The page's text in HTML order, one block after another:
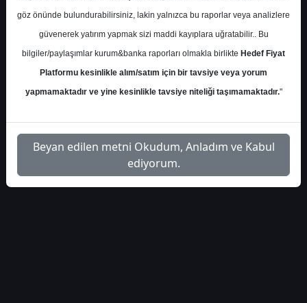
1
akbank-faiz-raporu-
2024
İlgili Dosyayı
İndir
1
göz önünde bulundurabilirsiniz, lakin yalnızca bu raporlar veya analizlere
güvenerek yatırım yapmak sizi maddi kayıplara uğratabilir.. Bu
bilgiler/paylaşımlar kurum&banka raporları olmakla birlikte Hedef Fiyat
Platformu kesinlikle alım/satım için bir tavsiye veya yorum
yapmamaktadır ve yine kesinlikle tavsiye niteliği taşımamaktadır."
Beyan edilen metni Okudum, Anladım ve Kabul
ediyorum.